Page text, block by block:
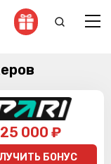
25 000 ₽
БОНУС